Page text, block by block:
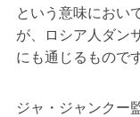
という意味におい
が、ロシア人ダン
にも通じるもので
ジャ・ジャンクー